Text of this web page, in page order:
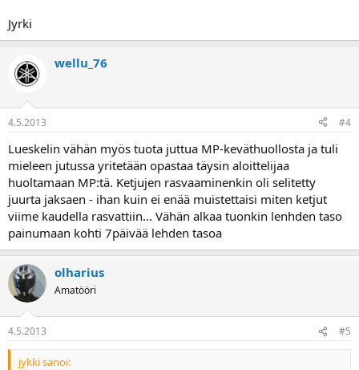
Jyrki
wellu_76
4.5.2013 #4
Lueskelin vähän myös tuota juttua MP-keväthuollosta ja tuli
mieleen jutussa yritetään opastaa täysin aloittelijaa
huoltamaan MP:tä. Ketjujen rasvaaminenkin oli selitetty
juurta jaksaen - ihan kuin ei enää muistettaisi miten ketjut
viime kaudella rasvattiin... Vähän alkaa tuonkin lenhden taso
painumaan kohti 7päivää lehden tasoa
olharius
Amatööri
4.5.2013 #5
jykki sanoi: